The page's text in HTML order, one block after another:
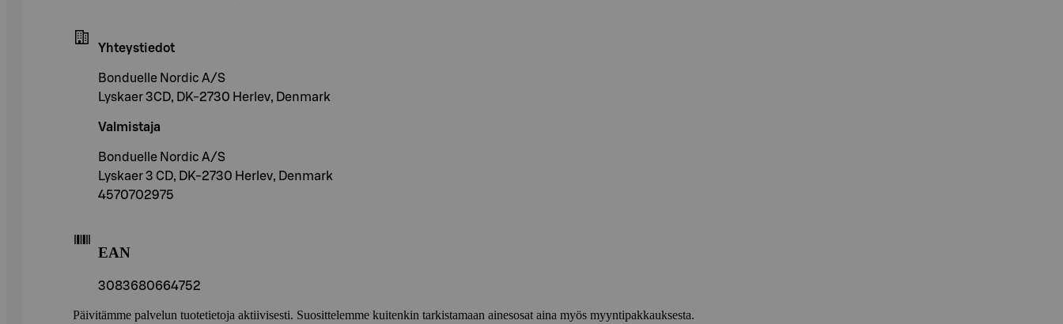
Yhteystiedot
Bonduelle Nordic A/S
Lyskaer 3CD, DK-2730 Herlev, Denmark
Valmistaja
Bonduelle Nordic A/S
Lyskaer 3 CD, DK-2730 Herlev, Denmark
4570702975
EAN
3083680664752
Päivitämme palvelun tuotetietoja aktiivisesti. Suosittelemme kuitenkin tarkistamaan ainesosat aina myös myyntipakkauksesta.